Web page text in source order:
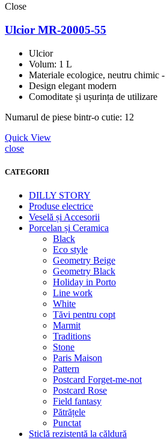
Close
Ulcior MR-20005-55
Ulcior
Volum: 1 L
Materiale ecologice, neutru chimic -
Design elegant modern
Comoditate și ușurința de utilizare
Numarul de piese bintr-o cutie: 12
Quick View
close
CATEGORII
DILLY STORY
Produse electrice
Veselă și Accesorii
Porcelan și Ceramica
Black
Eco style
Geometry Beige
Geometry Black
Holiday in Porto
Line work
White
Tăvi pentru copt
Marmit
Traditions
Stone
Paris Maison
Pattern
Postcard Forget-me-not
Postcard Rose
Field fantasy
Pătrățele
Punctat
Sticlă rezistentă la căldură